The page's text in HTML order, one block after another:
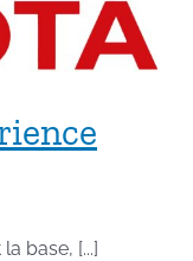
base, [...]